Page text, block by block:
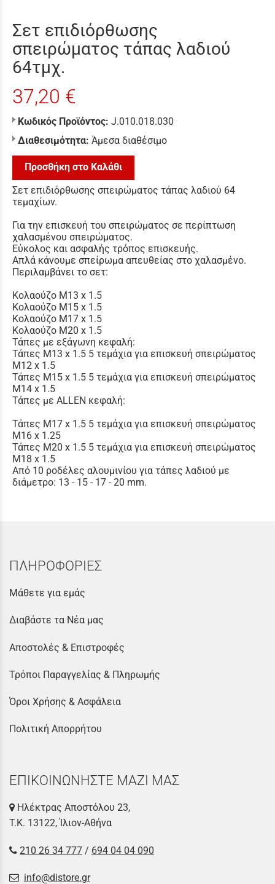
Σετ επιδιόρθωσης
σπειρώματος τάπας λαδιού
64τμχ.
37,20 €
Κωδικός Προϊόντος: J.010.018.030
Διαθεσιμότητα: Άμεσα διαθέσιμο
Προσθήκη στο Καλάθι
Σετ επιδιόρθωσης σπειρώματος τάπας λαδιού 64
τεμαχίων.
Για την επισκευή του σπειρώματος σε περίπτωση
χαλασμένου σπειρώματος.
Εύκολος και ασφαλής τρόπος επισκευής.
Απλά κάνουμε σπείρωμα απευθείας στο χαλασμένο.
Περιλαμβάνει το σετ:
Κολαούζο M13 x 1.5
Κολαούζο M15 x 1.5
Κολαούζο M17 x 1.5
Κολαούζο M20 x 1.5
Τάπες με εξάγωνη κεφαλή:
Τάπες M13 x 1.5 5 τεμάχια για επισκευή σπειρώματος
M12 x 1.5
Τάπες M15 x 1.5 5 τεμάχια για επισκευή σπειρώματος
M14 x 1.5
Τάπες με ALLEN κεφαλή:
Τάπες M17 x 1.5 5 τεμάχια για επισκευή σπειρώματος
M16 x 1.25
Τάπες M20 x 1.5 5 τεμάχια για επισκευή σπειρώματος
M18 x 1.5
Από 10 ροδέλες αλουμινίου για τάπες λαδιού με
διάμετρο: 13 - 15 - 17 - 20 mm.
ΠΛΗΡΟΦΟΡΙΕΣ
Μάθετε για εμάς
Διαβάστε τα Νέα μας
Αποστολές & Επιστροφές
Τρόποι Παραγγελίας & Πληρωμής
Όροι Χρήσης & Ασφάλεια
Πολιτική Απορρήτου
ΕΠΙΚΟΙΝΩΝΗΣΤΕ ΜΑΖΙ ΜΑΣ
Ηλέκτρας Αποστόλου 23,
Τ.Κ. 13122, Ίλιον-Αθήνα
210 26 34 777 / 694 04 04 090
info@distore.gr